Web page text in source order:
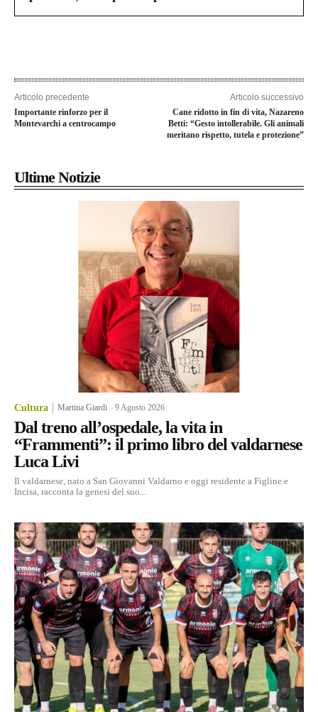
Articolo precedente
Importante rinforzo per il
Montevarchi a centrocampo
Articolo successivo
Cane ridotto in fin di vita, Nazareno
Betti: “Gesto intollerabile. Gli animali
meritano rispetto, tutela e protezione”
Ultime Notizie
Cultura Martina Giardi -9 Agosto 2026
Dal treno all’ospedale, la vita in
“Frammenti”: il primo libro del valdarnese
Luca Livi
Il valdarnese, nato a San Giovanni Valdarno e oggi residente a Figline e
Incisa, racconta la genesi del suo...